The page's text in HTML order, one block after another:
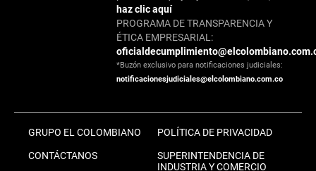
haz clic aquí
PROGRAMA DE TRANSPARENCIA Y
ÉTICA EMPRESARIAL:
*Buzón exclusivo para notificaciones judiciales:
notificacionesjudiciales@elcolombiano.com.co
GRUPO EL COLOMBIANO
CONTÁCTANOS
POLÍTICA DE PRIVACIDAD
SUPERINTENDENCIA DE
INDUSTRIA Y COMERCIO